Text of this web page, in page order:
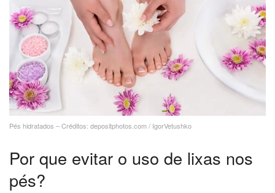
Pés hidratados – Créditos: depositphotos.com / IgorVetushko
Por que evitar o uso de lixas nos
pés?